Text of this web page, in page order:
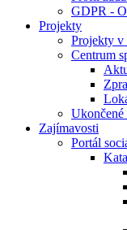
GDPR -
Projekty
Projekty v
Centrum
Zajímavosti
Portál